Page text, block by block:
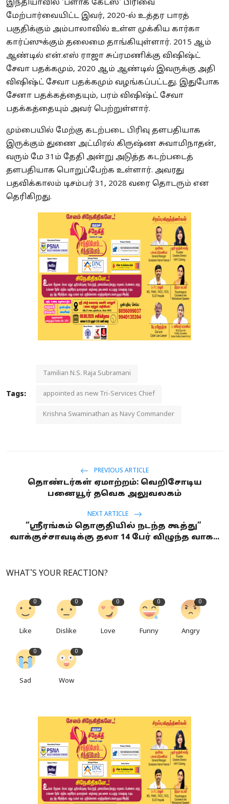
இந்தியாவில் 'ப்ளாக் கேட்ஸ்' பிரிவை
மேற்பார்வையிட்ட இவர், 2020-ல் உத்தர பாரத்
பகுதிக்கும் அம்பாலாவில் உள்ள முக்கிய கார்கா
கார்ப்ஸுக்கும் தலைமை தாங்கியுள்ளார். 2015 ஆம்
ஆண்டில் என்.எஸ் ராஜா சுப்ரமணிக்கு விஷிஷ்ட்
சேவா பதக்கமும், 2020 ஆம் ஆண்டில் இவருக்கு அதி
விஷிஷ்ட் சேவா பதக்கமும் வழங்கப்பட்டது. இதுபோக
சேனா பதக்கத்தையும், பரம் விஷிஷ்ட் சேவா
பதக்கத்தையும் அவர் பெற்றுள்ளார்.
மும்பையில் மேற்கு கடற்படை பிரிவு தளபதியாக
இருக்கும் துணை அட்மிரல் கிருஷ்ண சுவாமிநாதன்,
வரும் மே 31ம் தேதி அன்று அடுத்த கடற்படைத்
தளபதியாக பொறுப்பேற்க உள்ளார். அவரது
பதவிக்காலம் டிசம்பர் 31, 2028 வரை தொடரும் என
தெரிகிறது.
Tags:
Tamilian N.S. Raja Subramani
appointed as new Tri-Services Chief
Krishna Swaminathan as Navy Commander
PREVIOUS ARTICLE
தொண்டர்கள் ஏமாற்றம்: வெறிசோடிய
பனையூர் தவெக அலுவலகம்
NEXT ARTICLE
“ஸ்ரீரங்கம் தொகுதியில் நடந்த கூத்து”
வாக்குச்சாவடிக்கு தலா 14 பேர் விழுந்த வாக...
WHAT'S YOUR REACTION?
0
Like
0
Dislike
0
Love
0
Funny
0
Angry
0
Sad
0
Wow